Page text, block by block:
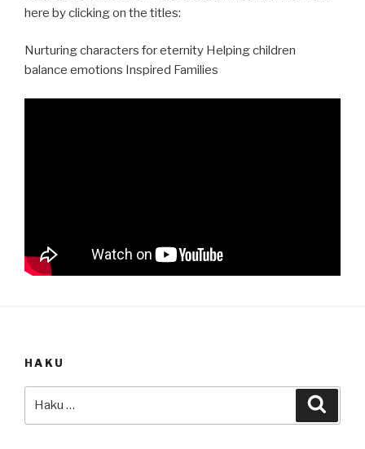
here by clicking on the titles:
Nurturing characters for eternity Helping children
balance emotions Inspired Families
HAKU